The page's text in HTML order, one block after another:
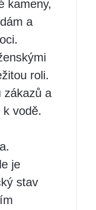
kameny,
a
roli.
zákazů a
vodě.
je
stav